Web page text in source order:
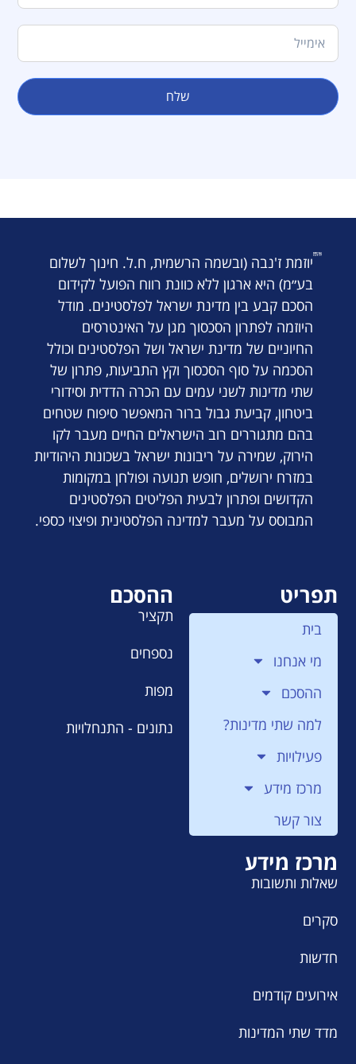
שלח
יוזמת ז'נבה (ובשמה הרשמית, ח.ל. חינוך לשלום
בע״מ) היא ארגון ללא כוונת רווח הפועל לקידום
הסכם קבע בין מדינת ישראל לפלסטינים. מודל
היוזמה לפתרון הסכסוך מגן על האינטרסים
החיוניים של מדינת ישראל ושל הפלסטינים וכולל
הסכמה על סוף הסכסוך וקץ התביעות, פתרון של
שתי מדינות לשני עמים עם הכרה הדדית וסידורי
ביטחון, קביעת גבול ברור המאפשר סיפוח שטחים
בהם מתגוררים רוב הישראלים החיים מעבר לקו
הירוק, שמירה על ריבונות ישראל בשכונות היהודיות
במזרח ירושלים, חופש תנועה ופולחן במקומות
הקדושים ופתרון לבעית הפליטים הפלסטינים
המבוסס על מעבר למדינה הפלסטינית ופיצוי כספי.
תפריט
בית
מי אנחנו
ההסכם
למה שתי מדינות?
פעילויות
מרכז מידע
צור קשר
ההסכם
תקציר
נספחים
מפות
נתונים - התנחלויות
מרכז מידע
שאלות ותשובות
סקרים
חדשות
אירועים קודמים
מדד שתי המדינות